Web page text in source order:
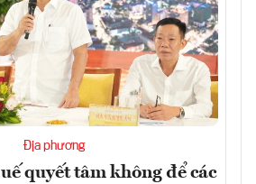
Địa phương
quyết tâm không để các